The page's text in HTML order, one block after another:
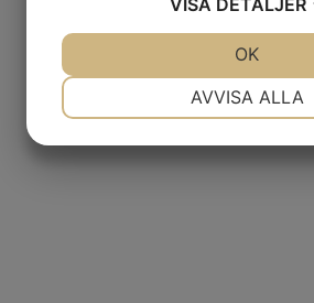
VISA DETALJER
AVVISA ALLA
OK